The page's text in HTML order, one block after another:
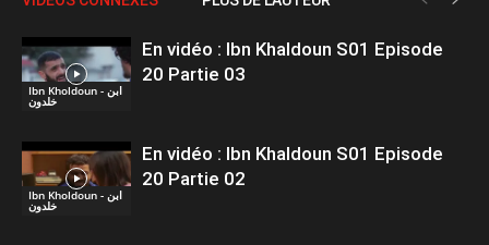
Ibn Kholdoun - ابن
خلدون
En vidéo : Ibn Khaldoun S01 Episode
20 Partie 03
Ibn Kholdoun - ابن
خلدون
En vidéo : Ibn Khaldoun S01 Episode
20 Partie 02